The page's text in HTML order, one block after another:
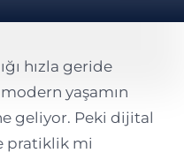
hızla geride
yaşamın
geliyor. Peki dijital
pratiklik mi